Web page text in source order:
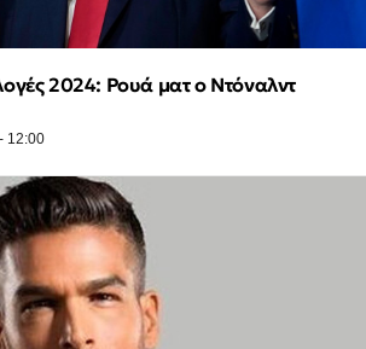
2024: Ρουά ματ ο Ντόναλντ
12:00